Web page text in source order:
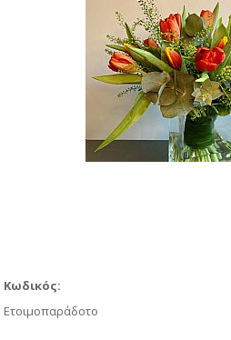
Κωδικός:
Ετοιμοπαράδοτο